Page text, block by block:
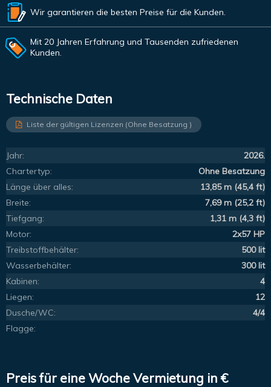
Wir garantieren die besten Preise für die Kunden.
Mit 20 Jahren Erfahrung und Tausenden zufriedenen
Kunden.
Technische Daten
Liste der gültigen Lizenzen (Ohne Besatzung )
Jahr:
2026.
Chartertyp:
Ohne Besatzung
Länge über alles:
13,85 m (45,4 ft)
Breite:
7,69 m (25,2 ft)
Tiefgang:
1,31 m (4,3 ft)
Motor:
2x57 HP
Treibstoffbehälter:
500 lit
Wasserbehälter:
300 lit
Kabinen:
4
Liegen:
12
Dusche/WC:
4/4
Flagge:
Preis für eine Woche Vermietung in €